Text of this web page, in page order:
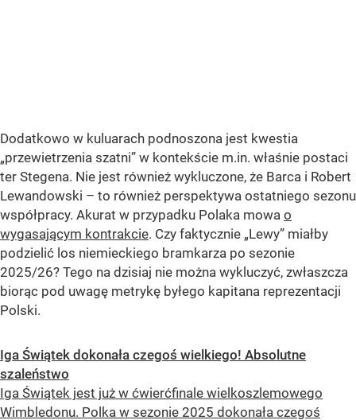
Dodatkowo w kuluarach podnoszona jest kwestia
„przewietrzenia szatni” w kontekście m.in. właśnie postaci
ter Stegena. Nie jest również wykluczone, że Barca i Robert
Lewandowski – to również perspektywa ostatniego sezonu
współpracy. Akurat w przypadku Polaka mowa o
wygasającym kontrakcie. Czy faktycznie „Lewy” miałby
podzielić los niemieckiego bramkarza po sezonie
2025/26? Tego na dzisiaj nie można wykluczyć, zwłaszcza
biorąc pod uwagę metrykę byłego kapitana reprezentacji
Polski.
Iga Świątek dokonała czegoś wielkiego! Absolutne
szaleństwo
Iga Świątek jest już w ćwierćfinale wielkoszlemowego
Wimbledonu. Polka w sezonie 2025 dokonała czegoś